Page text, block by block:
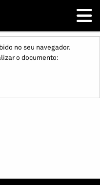
no seu navegador.
o documento: